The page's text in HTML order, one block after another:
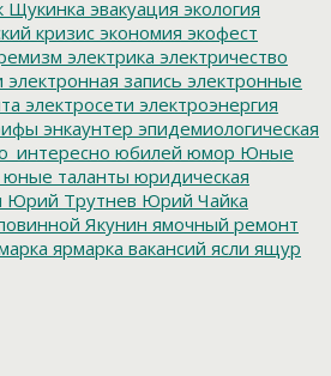
Щукинка эвакуация экология
кризис экономия экофест
электрика электричество
электронная запись электронные
электросети электроэнергия
энкаунтер эпидемиологическая
юбилей юмор Юные
юные таланты юридическая
Юрий Трутнев Юрий Чайка
Якунин ямочный ремонт
ярмарка вакансий ясли ящур